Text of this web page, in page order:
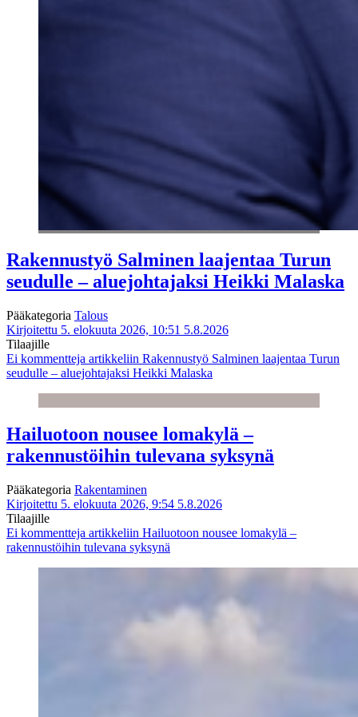
Rakennustyö Salminen laajentaa Turun
seudulle – aluejohtajaksi Heikki Malaska
Pääkategoria Talous
Kirjoitettu 5. elokuuta 2026, 10:51 5.8.2026
Tilaajille
Ei kommentteja artikkeliin Rakennustyö Salminen laajentaa Turun
seudulle – aluejohtajaksi Heikki Malaska
Hailuotoon nousee lomakylä –
rakennustöihin tulevana syksynä
Pääkategoria Rakentaminen
Kirjoitettu 5. elokuuta 2026, 9:54 5.8.2026
Tilaajille
Ei kommentteja artikkeliin Hailuotoon nousee lomakylä –
rakennustöihin tulevana syksynä